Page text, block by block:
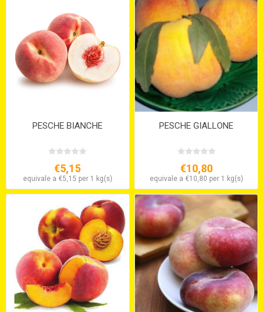
PESCHE BIANCHE
€5,15
equivale a €5,15 per 1 kg(s)
PESCHE GIALLONE
€10,80
equivale a €10,80 per 1 kg(s)